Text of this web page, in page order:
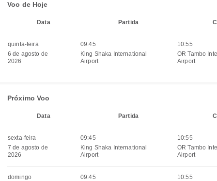
Voo de Hoje
Data Partida
quinta-feira
6 de agosto de
2026
09:45
King Shaka International
Airport
10:55
OR Tambo
Airport
Próximo Voo
Data Partida
sexta-feira
7 de agosto de
2026
09:45
King Shaka International
Airport
10:55
OR Tambo
Airport
domingo
09:45
10:55